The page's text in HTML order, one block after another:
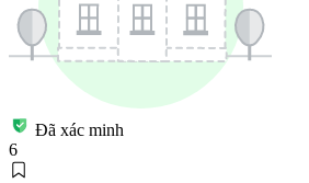
Đã xác minh
6